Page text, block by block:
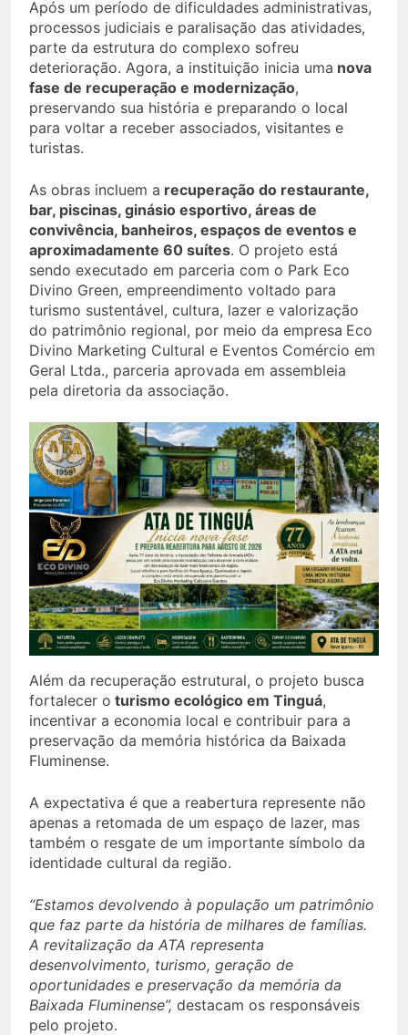
Após um período de dificuldades administrativas,
processos judiciais e paralisação das atividades,
parte da estrutura do complexo sofreu
deterioração. Agora, a instituição inicia uma nova
fase de recuperação e modernização,
preservando sua história e preparando o local
para voltar a receber associados, visitantes e
turistas.
As obras incluem a recuperação do restaurante,
bar, piscinas, ginásio esportivo, áreas de
convivência, banheiros, espaços de eventos e
aproximadamente 60 suítes. O projeto está
sendo executado em parceria com o Park Eco
Divino Green, empreendimento voltado para
turismo sustentável, cultura, lazer e valorização
do patrimônio regional, por meio da empresa Eco
Divino Marketing Cultural e Eventos Comércio em
Geral Ltda., parceria aprovada em assembleia
pela diretoria da associação.
Além da recuperação estrutural, o projeto busca
fortalecer o turismo ecológico em Tinguá,
incentivar a economia local e contribuir para a
preservação da memória histórica da Baixada
Fluminense.
A expectativa é que a reabertura represente não
apenas a retomada de um espaço de lazer, mas
também o resgate de um importante símbolo da
identidade cultural da região.
“Estamos devolvendo à população um patrimônio
que faz parte da história de milhares de famílias.
A revitalização da ATA representa
desenvolvimento, turismo, geração de
oportunidades e preservação da memória da
Baixada Fluminense”, destacam os responsáveis
pelo projeto.